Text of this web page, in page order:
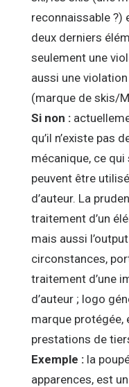
reconnaissable ?)
deux derniers
seulement une
aussi une
(marque de skis/
Si non :
qu’il n’existe pas
mécanique, ce
peuvent être
d’auteur. La
traitement d’un
mais aussi
circonstances,
traitement d’une
d’auteur ; logo
marque protégée,
prestations de
Exemple : la
apparences, est